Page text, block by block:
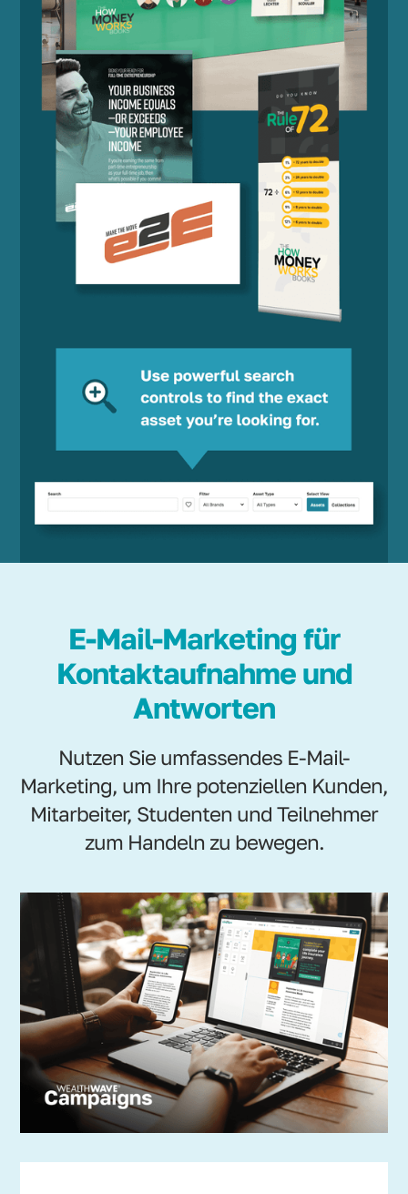
E-Mail-Marketing für
Kontaktaufnahme und
Antworten
Nutzen Sie umfassendes E-Mail-
Marketing, um Ihre potenziellen Kunden,
Mitarbeiter, Studenten und Teilnehmer
zum Handeln zu bewegen.